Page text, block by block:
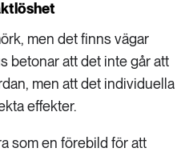
men det finns vägar
betonar att det inte går att
men att det individuella
effekter.
som en förebild för att